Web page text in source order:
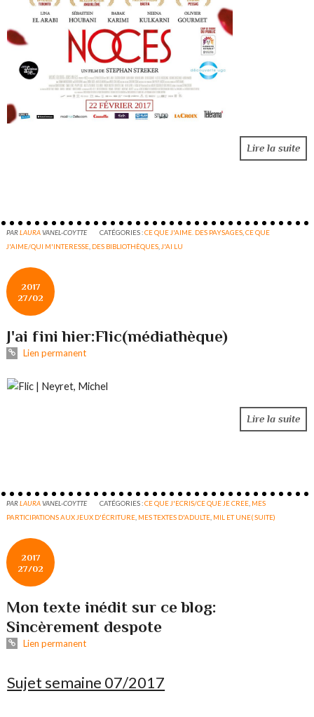
Lire la suite
PARLAURAVANEL-COYTTE CATÉGORIES :CE QUE J'AIME. DES PAYSAGES ,CE QUE
J'AIME/QUI M'INTERESSE DES BIBLIOTHÈQUES J'AI LU
2017
27/02
J'ai fini hier:Flic(médiathèque)
Lien permanent
Lire la suite
PARLAURAVANEL-COYTTE CATÉGORIES :CE QUE J'ECRIS/CE QUE JE CREE MES
PARTICIPATIONS AUX JEUX D'ÉCRITURE MES TEXTES D'ADULTE MIL ET UNE( SUITE)
2017
27/02
Mon texte inédit sur ce blog:
Sincèrement despote
Lien permanent
Sujet semaine 07/2017